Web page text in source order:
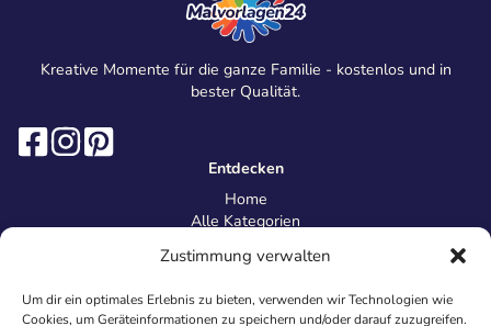
Zustimmung verwalten
Um dir ein optimales Erlebnis zu bieten, verwenden wir Technologien wie
Cookies, um Geräteinformationen zu speichern und/oder darauf zuzugreifen.
Kreative Momente für die ganze Familie - kostenlos und in
bester Qualität.
Entdecken
Home
Alle Kategorien
Information
Über uns
Kontakt